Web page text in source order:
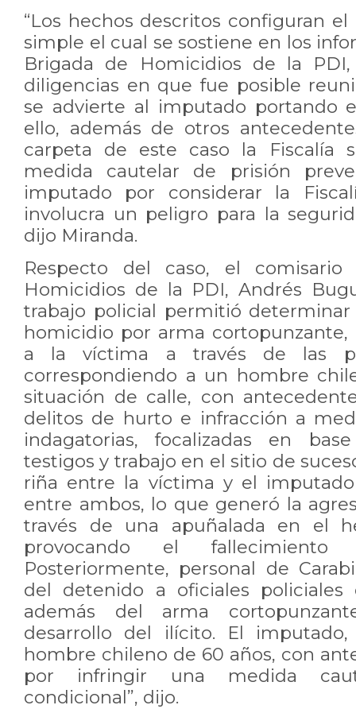
“Los hechos descritos configuran
simple el cual se sostiene en los
Brigada de Homicidios de la PDI,
diligencias en que fue posible
se advierte al imputado portando
ello, además de otros
carpeta de este caso la Fiscalía
medida cautelar de prisión
imputado por considerar la
involucra un peligro para la
dijo Miranda.
Respecto del caso, el
Homicidios de la PDI, Andrés
trabajo policial permitió
homicidio por arma
a la víctima a través de las
correspondiendo a un hombre
situación de calle, con
delitos de hurto e infracción a
indagatorias, focalizadas en
testigos y trabajo en el sitio de
riña entre la víctima y el
entre ambos, lo que generó la
través de una apuñalada en el
provocando el
Posteriormente, personal de
del detenido a oficiales policiales
además del arma
desarrollo del ilícito. El
hombre chileno de 60 años, con
por infringir una medida
condicional”, dijo.